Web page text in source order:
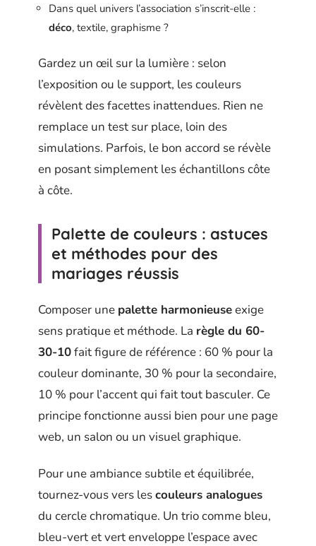
Dans quel univers l’association s’inscrit-elle :
déco, textile, graphisme ?
Gardez un œil sur la lumière : selon
l’exposition ou le support, les couleurs
révèlent des facettes inattendues. Rien ne
remplace un test sur place, loin des
simulations. Parfois, le bon accord se révèle
en posant simplement les échantillons côte
à côte.
Palette de couleurs : astuces
et méthodes pour des
mariages réussis
Composer une palette harmonieuseexige
sens pratique et méthode. La règle du 60-
30-10fait figure de référence : 60 % pour la
couleur dominante, 30 % pour la secondaire,
10 % pour l’accent qui fait tout basculer. Ce
principe fonctionne aussi bien pour une page
web, un salon ou un visuel graphique.
Pour une ambiance subtile et équilibrée,
tournez-vous vers lescouleurs analogues
du cercle chromatique. Un trio comme bleu,
bleu-vert et vert enveloppe l’espace avec